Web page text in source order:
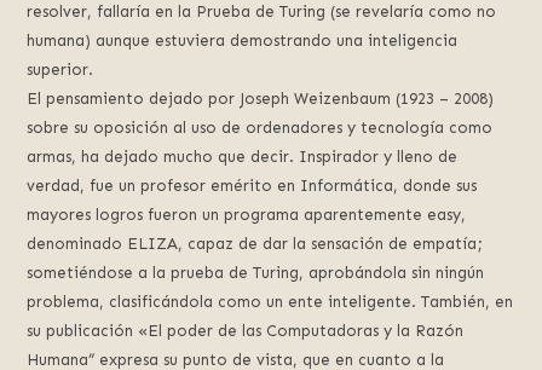
resolver, fallaría en la Prueba de Turing (se revelaría como no
humana) aunque estuviera demostrando una inteligencia
superior.
El pensamiento dejado por Joseph Weizenbaum (1923 – 2008)
sobre su oposición al uso de ordenadores y tecnología como
armas, ha dejado mucho que decir. Inspirador y lleno de
verdad, fue un profesor emérito en Informática, donde sus
mayores logros fueron un programa aparentemente easy,
denominado ELIZA, capaz de dar la sensación de empatía;
sometiéndose a la prueba de Turing, aprobándola sin ningún
problema, clasificándola como un ente inteligente. También, en
su publicación «El poder de las Computadoras y la Razón
Humana” expresa su punto de vista, que en cuanto a la